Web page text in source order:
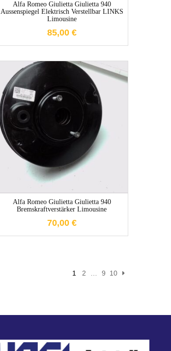
Alfa Romeo Giulietta Giulietta 940
Aussenspiegel Elektrisch Verstellbar LINKS
Limousine
85,00 €
Alfa Romeo Giulietta Giulietta 940
Bremskraftverstärker Limousine
70,00 €
1-3 Werktage
1 2 9 10